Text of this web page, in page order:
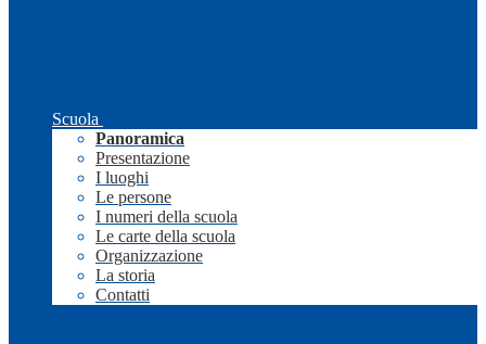
Scuola
Panoramica
Presentazione
I luoghi
Le persone
I numeri della scuola
Le carte della scuola
Organizzazione
La storia
Contatti